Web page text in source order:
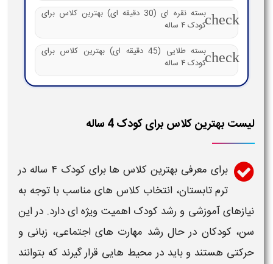
check
بسته نقره ای (30 دقیقه ای) بهترین کلاس برای
کودک ۴ ساله
check
بسته طلایی (45 دقیقه ای) بهترین کلاس برای
کودک ۴ ساله
لیست بهترین کلاس برای کودک 4 ساله
برای معرفی بهترین کلاس ها برای کودک ۴ ساله
در
ترم تابستان، انتخاب کلاس های مناسب با توجه به
نیازهایآموزشی و رشد کودک اهمیت ویژه ای دارد. در این
سن، کودکان در حال رشد مهارت های اجتماعی، زبانی و
حرکتی هستند و باید در محیط هایی قرار گیرند که بتوانند